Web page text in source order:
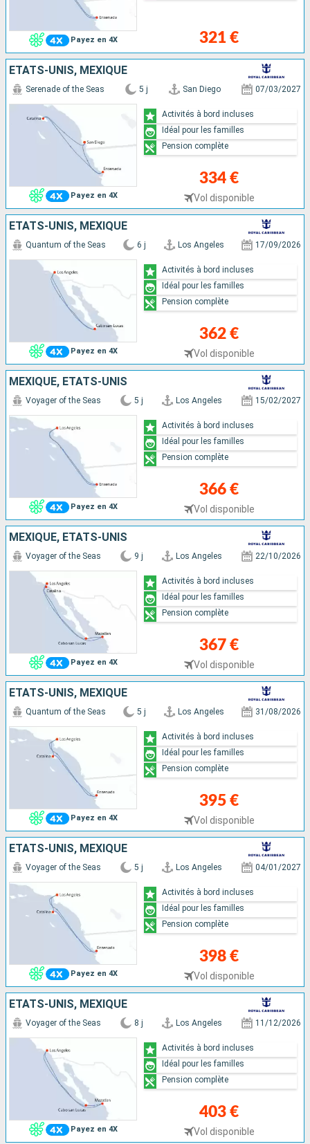
Payez en 4X 321 €
ÉTATS-UNIS, MEXIQUE
Payez en 4X
Serenade of the Seas 5 j San Diego 07/03/2027
334 €
Vol disponible
Activités à bord incluses
Idéal pour les familles
Pension complète
ÉTATS-UNIS, MEXIQUE
Payez en 4X
Quantum of the Seas 6 j Los Angeles 17/09/2026
362 €
Vol disponible
Activités à bord incluses
Idéal pour les familles
Pension complète
MEXIQUE, ÉTATS-UNIS
Payez en 4X
Voyager of the Seas 5 j Los Angeles 15/02/2027
366 €
Vol disponible
Activités à bord incluses
Idéal pour les familles
Pension complète
MEXIQUE, ÉTATS-UNIS
Payez en 4X
Voyager of the Seas 9 j Los Angeles 22/10/2026
367 €
Vol disponible
Activités à bord incluses
Idéal pour les familles
Pension complète
ÉTATS-UNIS, MEXIQUE
Payez en 4X
Quantum of the Seas 5 j Los Angeles 31/08/2026
395 €
Vol disponible
Activités à bord incluses
Idéal pour les familles
Pension complète
ÉTATS-UNIS, MEXIQUE
Payez en 4X
Voyager of the Seas 5 j Los Angeles 04/01/2027
398 €
Vol disponible
Activités à bord incluses
Idéal pour les familles
Pension complète
ÉTATS-UNIS, MEXIQUE
Payez en 4X
Voyager of the Seas 8 j Los Angeles 11/12/2026
403 €
Vol disponible
Activités à bord incluses
Idéal pour les familles
Pension complète